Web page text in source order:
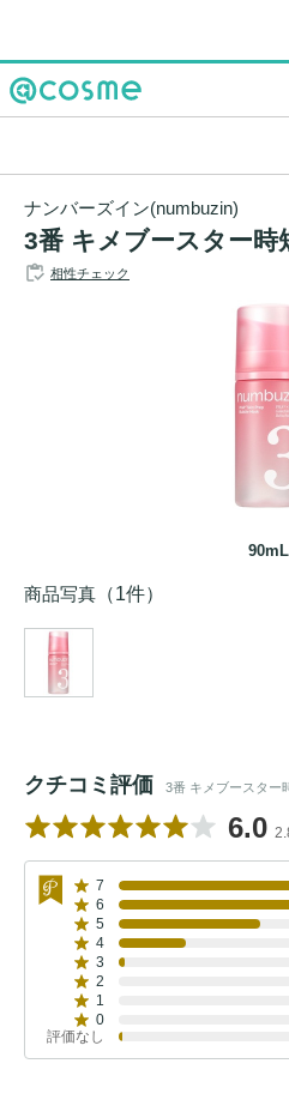
ナンバーズイン(numbuzin)
3番 キメブースター時
相性チェック
90mL
商品写真 （1件）
クチコミ評価 3番 キメブースター
6.0
7
6
5
4
3
2
1
0
評価なし